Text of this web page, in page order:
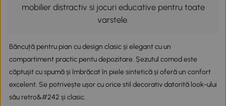
mobilier distractiv si jocuri educative pentru toate
varstele.
Băncuță pentru pian cu design clasic și elegant cu un
compartiment practic pentu depozitare. Șezutul comod este
căptușit cu spumă și îmbrăcat în piele sintetică și oferă un confort
excelent. Se potrivește ușor cu orice stil decorativ datorită look-ului
său retro&#242 și clasic.